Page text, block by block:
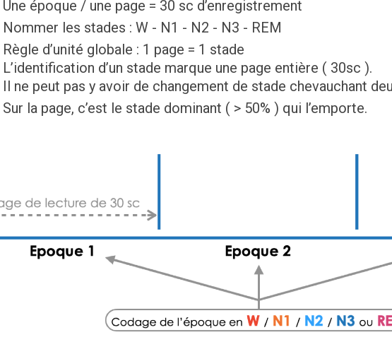
Une époque / une page = 30 sc d’enregistrement
Nommer les stades : W - N1 - N2 - N3 - REM
Règle d’unité globale : 1 page = 1 stade
L’identification d’un stade marque une page entière ( 30sc ).
Il ne peut pas y avoir de changement de stade chevauchant
Sur la page, c’est le stade dominant ( > 50% ) qui l’emporte.